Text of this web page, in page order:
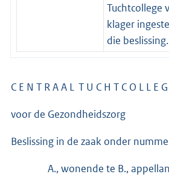
Tuchtcollege
klager
die beslissing.
C E N T R A A L T U C H T C O L L E
voor de Gezondheidszorg
Beslissing in de zaak onder
A., wonende te B., appellant,